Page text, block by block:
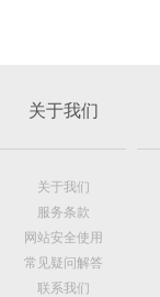
关于我们
关于我们
服务条款
网站安全使用
常见疑问解答
联系我们